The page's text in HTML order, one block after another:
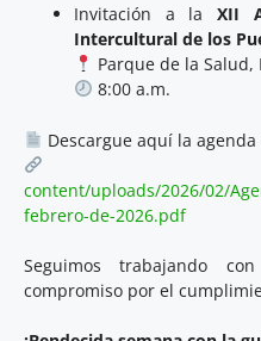
Invitación a laXII
Intercultural de los
Parque de la Salud,
8:00 a.m.
Descargue aquí la
content/uploads/2026/02/
febrero-de-2026.pdf
Seguimos trabajando
compromiso por el